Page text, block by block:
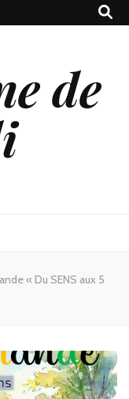
de
« Du SENS aux 5